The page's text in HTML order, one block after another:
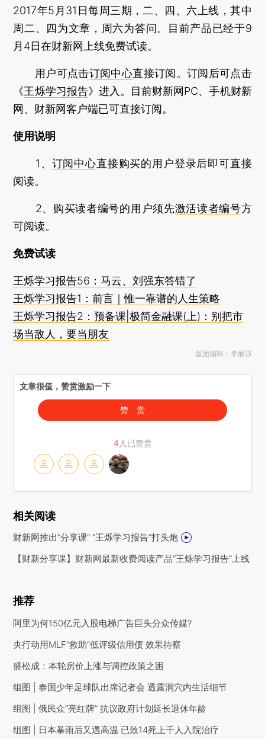
2017年5月31日每周三期，二、四、六上线，其中
周二、四为文章，周六为答问。目前产品已经于9
月4日在财新网上线免费试读。
用户可点击订阅中心直接订阅。订阅后可点击
《王烁学习报告》进入。目前财新网PC、手机财新
网、财新网客户端已可直接订阅。
使用说明
1、 订阅中心直接购买的用户登录后即可直接
阅读。
2、购买读者编号的用户须先激活读者编号方
可阅读。
免费试读
王烁学习报告56：马云、刘强东答错了
王烁学习报告1：前言｜惟一靠谱的人生策略
王烁学习报告2：预备课|极简金融课(上)：别把市
场当敌人，要当朋友
版面编辑：李丽莎
文章很值，赞赏激励一下
赞 赏
4 人已赞赏
相关阅读
财新网推出“分享课” “王烁学习报告”打头炮
【财新分享课】财新网最新收费阅读产品“王烁学习报告”上线
推荐
阿里为何150亿元入股电梯广告巨头分众传媒?
央行动用MLF“救助”低评级信用债 效果待察
盛松成：本轮房价上涨与调控政策之困
组图 | 泰国少年足球队出席记者会 透露洞穴内生活细节
组图 | 俄民众“亮红牌” 抗议政府计划延长退休年龄
组图 | 日本暴雨后又遇高温 已致14死上千人入院治疗